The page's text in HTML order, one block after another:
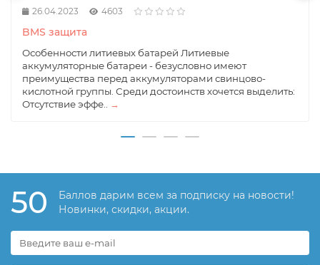
26.04.2023 4603
BMS защита
Особенности литиевых батарей Литиевые
аккумуляторные батареи - безусловно имеют
преимущества перед аккумуляторами свинцово-
кислотной группы. Среди достоинств хочется выделить:
Отсутствие эффе.. →
50
Баллов дарим всем за подписку на новости!
Новинки, скидки, акции.